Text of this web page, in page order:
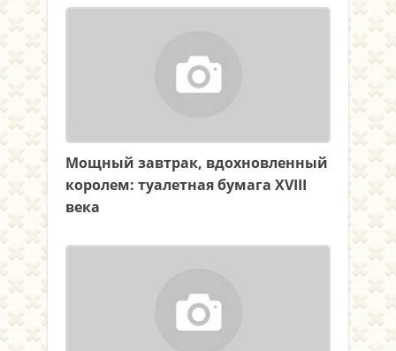
Мощный завтрак, вдохновленный
королем: туалетная бумага XVIII
века